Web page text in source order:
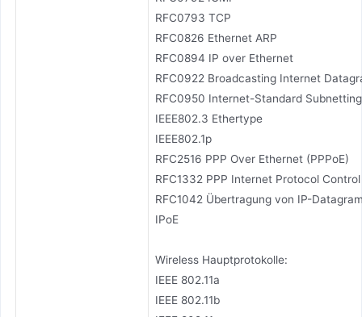
RFC0793 TCP
RFC0826 Ethernet ARP
RFC0894 IP over Ethernet
RFC0922 Broadcasting Internet
RFC0950 Internet-Standard Subnetting
IEEE802.3 Ethertype
IEEE802.1p
RFC2516 PPP Over Ethernet (PPPoE)
RFC1332 PPP Internet Protocol
RFC1042 Übertragung von IP-
IPoE
Wireless Hauptprotokolle:
IEEE 802.11a
IEEE 802.11b